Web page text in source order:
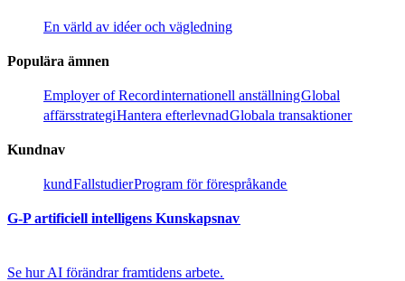
En värld av idéer och vägledning​​
Populära ämnen​​
Employer of Record​​internationell anställning​​Global
affärsstrategi​​Hantera efterlevnad​​Globala transaktioner​​
Kundnav​​
kund​​Fallstudier​​Program för förespråkande​​
G-P artificiell intelligens Kunskapsnav​​
Se hur AI förändrar framtidens arbete.​​